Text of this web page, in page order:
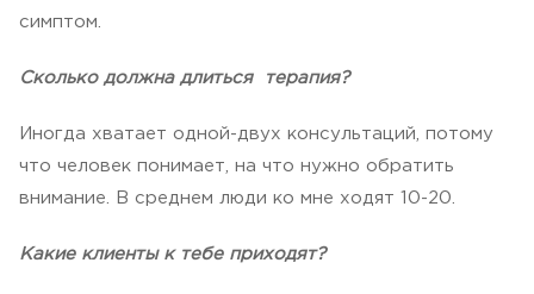
симптом.
Сколько должна длиться терапия?
Иногда хватает одной-двух консультаций, потому
что человек понимает, на что нужно обратить
внимание. В среднем люди ко мне ходят 10-20.
Какие клиенты к тебе приходят?